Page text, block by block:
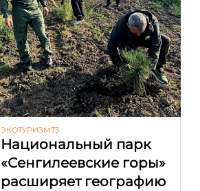
ЭКОТУРИЗМ73
Национальный парк
«Сенгилеевские горы»
расширяет географию